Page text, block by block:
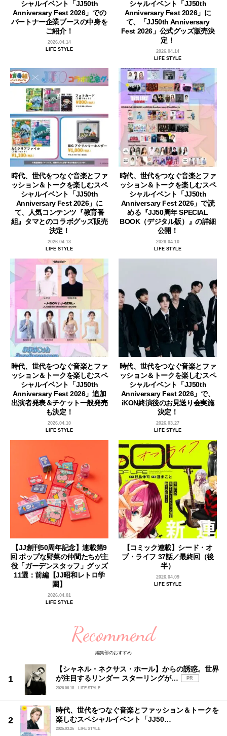
シャルイベント「JJ50th
Anniversary Fest 2026」での
パートナー企業ブースの中身を
ご紹介！
2026.04.14
LIFE STYLE
シャルイベント「JJ50th
Anniversary Fest 2026」に
て、「JJ50th Anniversary
Fest 2026」公式グッズ販売決
定！
2026.04.14
LIFE STYLE
時代、世代をつなぐ音楽とファ
ッション＆トークを楽しむスペ
シャルイベント「JJ50th
Anniversary Fest 2026」に
て、人気コンテンツ『教育番
組』タマとのコラボグッズ販売
決定！
2026.04.13
LIFE STYLE
時代、世代をつなぐ音楽とファ
ッション＆トークを楽しむスペ
シャルイベント「JJ50th
Anniversary Fest 2026」で読
める『JJ50周年 SPECIAL
BOOK（デジタル版）』の詳細
公開！
2026.04.10
LIFE STYLE
時代、世代をつなぐ音楽とファ
ッション＆トークを楽しむスペ
シャルイベント「JJ50th
Anniversary Fest 2026」追加
出演者発表＆チケット一般発売
も決定！
2026.04.10
LIFE STYLE
時代、世代をつなぐ音楽とファ
ッション＆トークを楽しむスペ
シャルイベント「JJ50th
Anniversary Fest 2026」で、
iKON終演後のお見送り会実施
決定！
2026.03.27
LIFE STYLE
【JJ創刊50周年記念】連載第9
回 ポップな野菜の仲間たちが主
役「ガーデンスタッフ」グッズ
11選：前編【JJ昭和レトロ学
園】
2026.04.01
LIFE STYLE
【コミック連載】シード・オ
ブ・ライフ 37話／最終回（後
半）
2026.04.09
LIFE STYLE
Recommend
編集部のおすすめ
【シャネル・ネクサス・ホール】からの誘惑。世界
が注目するリンダー スターリングが…
PR
2026.06.18
LIFE STYLE
時代、世代をつなぐ音楽とファッション＆トークを
楽しむスペシャルイベント「JJ50…
2026.03.26 LIFE STYLE